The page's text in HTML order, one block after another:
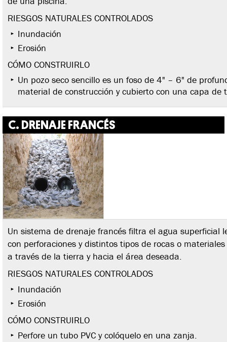
RIESGOS NATURALES CONTROLADOS
Inundación
Erosión
CÓMO CONSTRUIRLO
Un pozo seco sencillo es un foso de 4" – 6" de
material de construcción y cubierto con una capa de
C. DRENAJE FRANCÉS
Un sistema de drenaje francés filtra el agua superficial
con perforaciones y distintos tipos de rocas o
a través de la tierra y hacia el área deseada.
RIESGOS NATURALES CONTROLADOS
Inundación
Erosión
CÓMO CONSTRUIRLO
Perfore un tubo PVC y colóquelo en una zanja.